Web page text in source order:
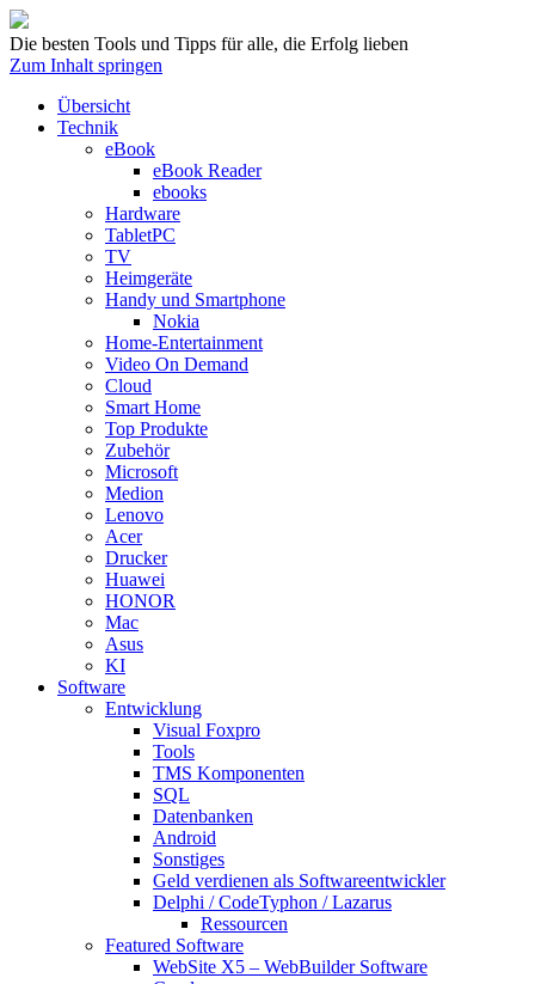
Die besten Tools und Tipps für alle, die Erfolg lieben
Zum Inhalt springen
Übersicht
Technik
eBook
eBook Reader
ebooks
Hardware
TabletPC
TV
Heimgeräte
Handy und Smartphone
Nokia
Home-Entertainment
Video On Demand
Cloud
Smart Home
Top Produkte
Zubehör
Microsoft
Medion
Lenovo
Acer
Drucker
Huawei
HONOR
Mac
Asus
KI
Software
Entwicklung
Visual Foxpro
Tools
TMS Komponenten
SQL
Datenbanken
Android
Sonstiges
Geld verdienen als Softwareentwickler
Delphi / CodeTyphon / Lazarus
Ressourcen
Featured Software
WebSite X5 – WebBuilder Software